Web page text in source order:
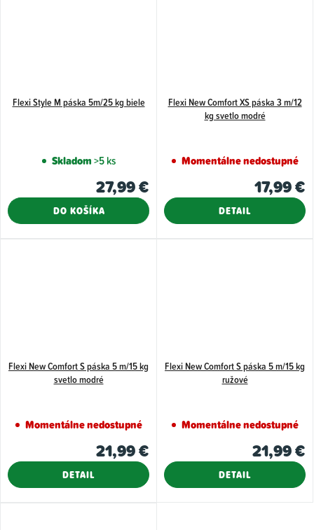
Flexi Style M páska 5m/25 kg biele
Skladom>5 ks
27,99 €
DO KOŠÍKA
Flexi New Comfort XS páska 3 m/12
kg svetlo modré
Momentálne nedostupné
17,99 €
DETAIL
Flexi New Comfort S páska 5 m/15 kg
svetlo modré
Momentálne nedostupné
21,99 €
DETAIL
Flexi New Comfort S páska 5 m/15 kg
ružové
Momentálne nedostupné
21,99 €
DETAIL